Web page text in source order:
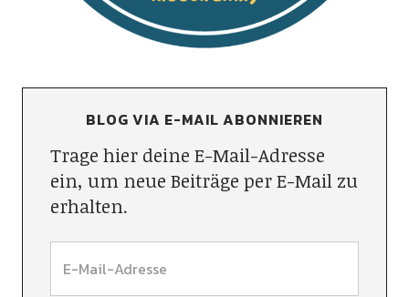
BLOG VIA E-MAIL ABONNIEREN
Trage hier deine E-Mail-Adresse
ein, um neue Beiträge per E-Mail zu
erhalten.